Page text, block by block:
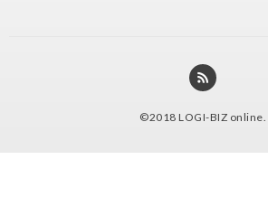
©2018 LOGI-BIZ online.